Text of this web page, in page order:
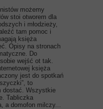
możemy
stoi otworem dla
i młodzieży,
tam pomoc i
księża
Opisy na stronach
Do
wejść ot tak.
księża
jest do spotkań
to
dostać. Wszystkie
Tabliczka
a domofon milczy...